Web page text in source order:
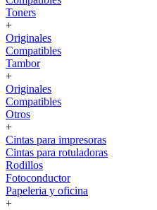
Toners
+
Originales
Compatibles
Tambor
+
Originales
Compatibles
Otros
+
Cintas para impresoras
Cintas para rotuladoras
Rodillos
Fotoconductor
Papeleria y oficina
+